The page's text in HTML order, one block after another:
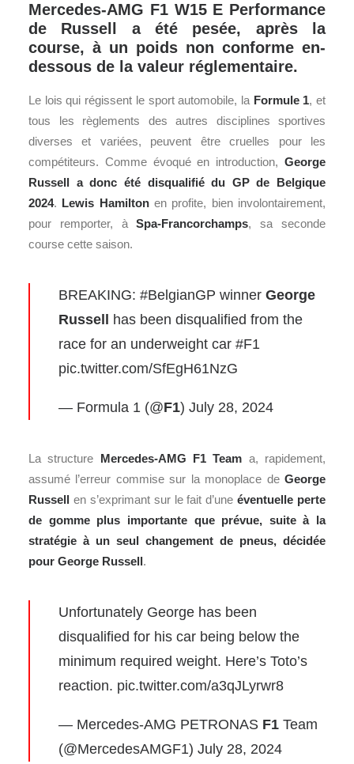
Mercedes-AMG F1 W15 E Performance
de Russell a été pesée, après la
course, à un poids non conforme en-
dessous de la valeur réglementaire.
Le lois qui régissent le sport automobile, la Formule 1, et
tous les règlements des autres disciplines sportives
diverses et variées, peuvent être cruelles pour les
compétiteurs. Comme évoqué en introduction, George
Russell a donc été disqualifié du GP de Belgique
2024. Lewis Hamiltonen profite, bien involontairement,
pour remporter, àSpa-Francorchamps, sa seconde
course cette saison.
BREAKING: #BelgianGP winner George
Russell
has been disqualified from the
race for an underweight car #F1
pic.twitter.com/SfEgH61NzG
— Formula 1 (@F1) July 28, 2024
La structure Mercedes-AMG F1 Team a, rapidement,
assumé l’erreur commise sur la monoplace de George
Russell en s’exprimant sur le fait d’uneéventuelle perte
de gomme plus importante que prévue, suite à la
stratégie à un seul changement de pneus, décidée
pour George Russell.
Unfortunately George has been
disqualified for his car being below the
minimum required weight. Here’s Toto’s
reaction. pic.twitter.com/a3qJLyrwr8
— Mercedes-AMG PETRONAS F1 Team
(@MercedesAMGF1) July 28, 2024